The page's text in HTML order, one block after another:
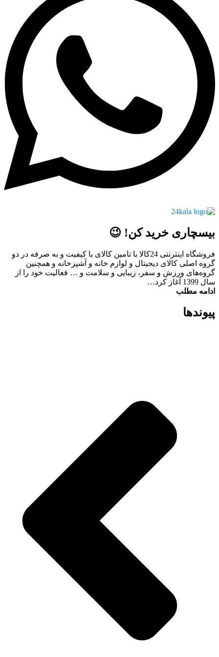
بیسچاری خرید کن! 😉
فروشگاه اینترنتی 24کالا با تامین کالای با کیفیت و به صرفه در دو
گروه اصلی کالای دیجیتال و لوازم خانه و آشپزخانه و همچنین
گروه‌های ورزش و سفر، زیبایی و سلامت و … فعالیت خود را از
سال 1399 آغاز کرد…
ادامه مطلب
پیوند‌ها